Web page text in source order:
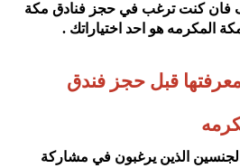
فان كنت ترغب في حجز فنادق مكة
مكة المكرمه هو احد اختياراتك .
قبل حجز فندق
الذين يرغبون في مشاركة